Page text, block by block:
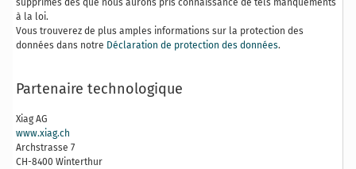
supprimés dès que nous aurons pris connaissance de tels manquements
à la loi.
Vous trouverez de plus amples informations sur la protection des
données dans notre Déclaration de protection des données.
Partenaire technologique
Xiag AG
www.xiag.ch
Archstrasse 7
CH-8400 Winterthur